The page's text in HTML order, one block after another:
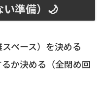
い準備）🌙
ペース）を決める
か決める（全閉め回